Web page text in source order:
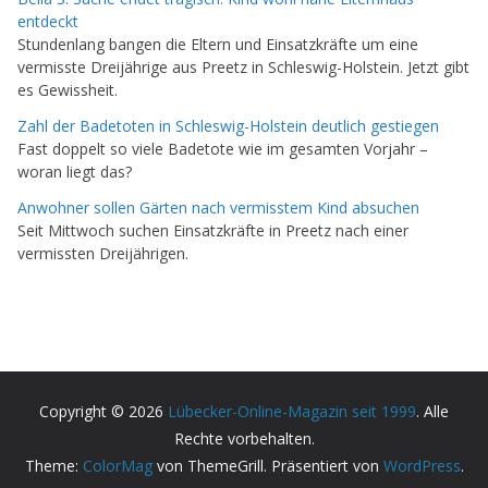
entdeckt
Stundenlang bangen die Eltern und Einsatzkräfte um eine
vermisste Dreijährige aus Preetz in Schleswig-Holstein. Jetzt gibt
es Gewissheit.
Zahl der Badetoten in Schleswig-Holstein deutlich gestiegen
Fast doppelt so viele Badetote wie im gesamten Vorjahr –
woran liegt das?
Anwohner sollen Gärten nach vermisstem Kind absuchen
Seit Mittwoch suchen Einsatzkräfte in Preetz nach einer
vermissten Dreijährigen.
Copyright © 2026 Lübecker-Online-Magazin seit 1999. Alle
Rechte vorbehalten.
Theme: ColorMagvon ThemeGrill. Präsentiert von WordPress.